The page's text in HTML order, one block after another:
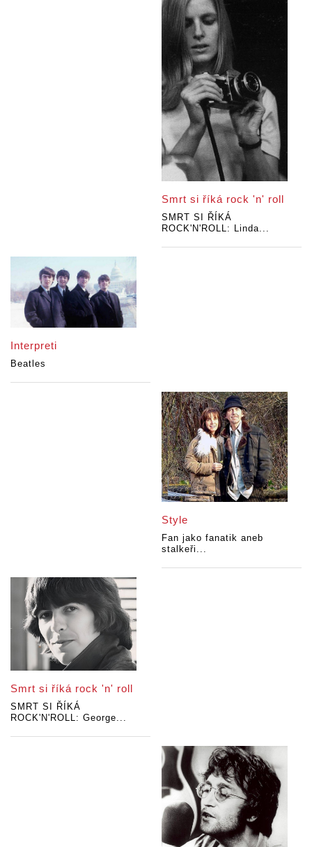
Smrt si říká rock 'n' roll
SMRT SI ŘÍKÁ
ROCK'N'ROLL: Linda...
Interpreti
Beatles
Style
Fan jako fanatik aneb
stalkeři...
Smrt si říká rock 'n' roll
SMRT SI ŘÍKÁ
ROCK'N'ROLL: George...